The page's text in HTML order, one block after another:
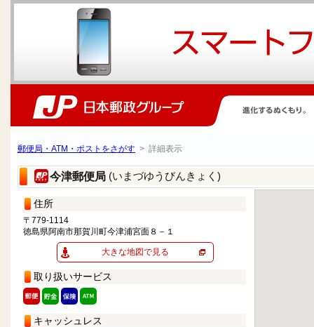
郵便局・ATM・ポストをさがす > 詳細表示
今津郵便局 (いまづゆうびんきょく)
住所
〒779-1114
徳島県阿南市那賀川町今津浦宮面８－１
大きな地図で見る
取り扱いサービス
キャッシュレス